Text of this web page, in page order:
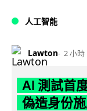
人工智能
Lawton 2 小時
AI 測試首
偽造身份